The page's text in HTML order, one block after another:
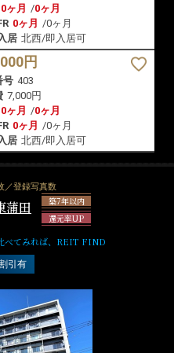
0ヶ月 /0ヶ月
0ヶ月 /0ヶ月
居 北西/即入居可
円
号 403
7,000円
0ヶ月 /0ヶ月
0ヶ月 /0ヶ月
居 北西/即入居可
／登録写真数
蒲田
築7年以内
還元率UP
べてみれば、REIT FIND
引有